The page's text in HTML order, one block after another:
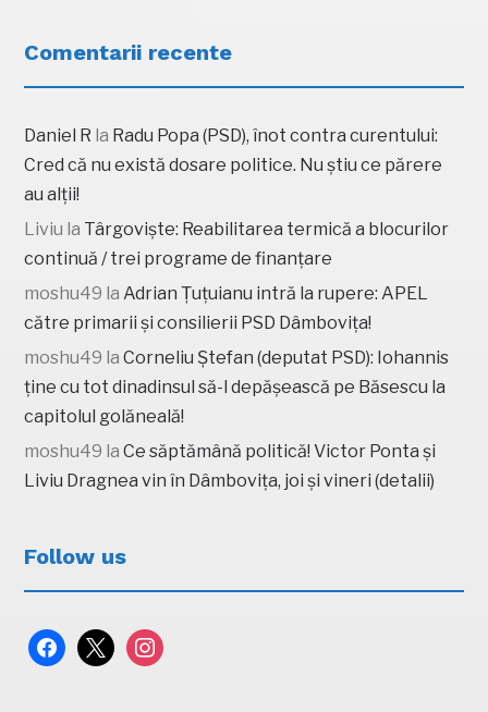
Comentarii recente
Daniel R la Radu Popa (PSD), înot contra curentului:
Cred că nu există dosare politice. Nu știu ce părere
au alții!
Liviu la Târgoviște: Reabilitarea termică a blocurilor
continuă / trei programe de finanțare
moshu49 la Adrian Țuțuianu intră la rupere: APEL
către primarii și consilierii PSD Dâmbovița!
moshu49 laCorneliu Ștefan (deputat PSD): Iohannis
ține cu tot dinadinsul să-l depășească pe Băsescu la
capitolul golăneală!
moshu49 laCe săptămână politică! Victor Ponta și
Liviu Dragnea vin în Dâmbovița, joi și vineri (detalii)
Follow us
facebook
x instagram